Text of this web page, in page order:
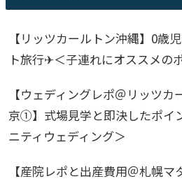
【リッツカールトン沖縄】0歳
ト旅行✈＜子連れにオススメの
【ウェディングレポ＠リッツカ
京①】式場見学と即決したポイ
ニティウェディング＞
【産院レポと出産費用＠札幌マ